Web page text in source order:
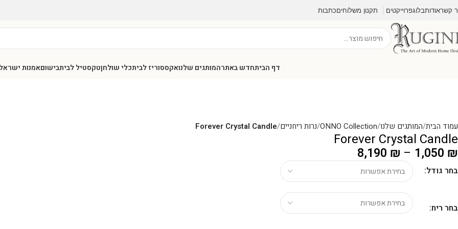
קשראודותבלוגפרוייקטים תקנון משלוחיםכתבות
דף הביתחדש באתרהמותגים שלנואקססוריז לביתכלי שולחןטקסטיל לביתבישוםאמנות
עמוד הבית המותגים שלנו ONNO Collection נרות ריחניים Forever Crystal Candle
Forever Crystal Candle
1,050 ₪
–
8,190 ₪
בחר גודל:
בחר ריח: